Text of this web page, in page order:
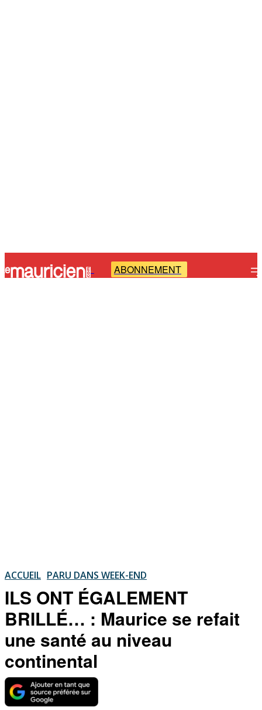
- ABONNEMENT
ACCUEIL PARU DANS WEEK-END
ILS ONT ÉGALEMENT
BRILLÉ… : Maurice se refait
une santé au niveau
continental